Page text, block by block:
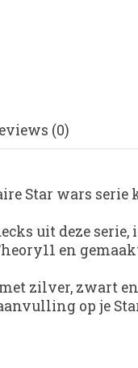
(0)
Star wars
uit deze
en
zilver, zwart
op je